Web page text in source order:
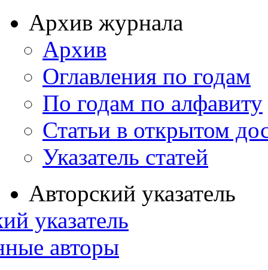
Архив журнала
Архив
Оглавления по годам
По годам по алфавиту
Статьи в открытом
Указатель статей
Авторский указатель
указатель
авторы